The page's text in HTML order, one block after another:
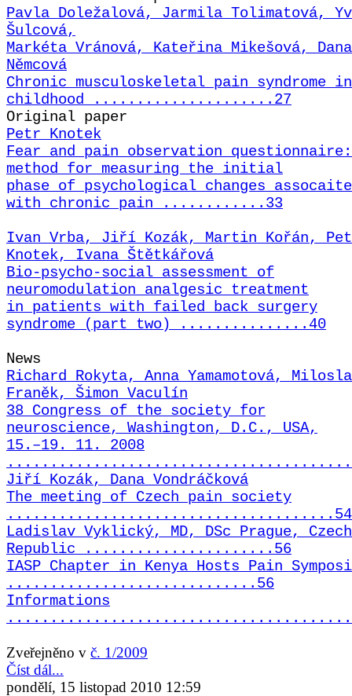
Pavla Doležalová, Jarmila Tolimatová,
Šulcová,
Markéta Vránová, Kateřina Mikešová, Dana
Němcová
Chronic musculoskeletal pain syndrome in
childhood .....................27
Original paper
Petr Knotek
Fear and pain observation questionnaire:
method for measuring the initial
phase of psychological changes
with chronic pain ............33
Ivan Vrba, Jiří Kozák, Martin Kořán,
Knotek, Ivana Štětkářová
Bio-psycho-social assessment of
neuromodulation analgesic treatment
in patients with failed back surgery
syndrome (part two) ...............40
News
Richard Rokyta, Anna Yamamotová,
Franěk, Šimon Vaculín
38 Congress of the society for
neuroscience, Washington, D.C., USA,
15.–19. 11. 2008
Jiří Kozák, Dana Vondráčková
The meeting of Czech pain society
......................................54
Ladislav Vyklický, MD, DSc Prague, Czech
Republic ......................56
IASP Chapter in Kenya Hosts Pain
.............................56
Informations
Zveřejněno v č. 1/2009
Číst dál...
pondělí, 15 listopad 2010 12:59